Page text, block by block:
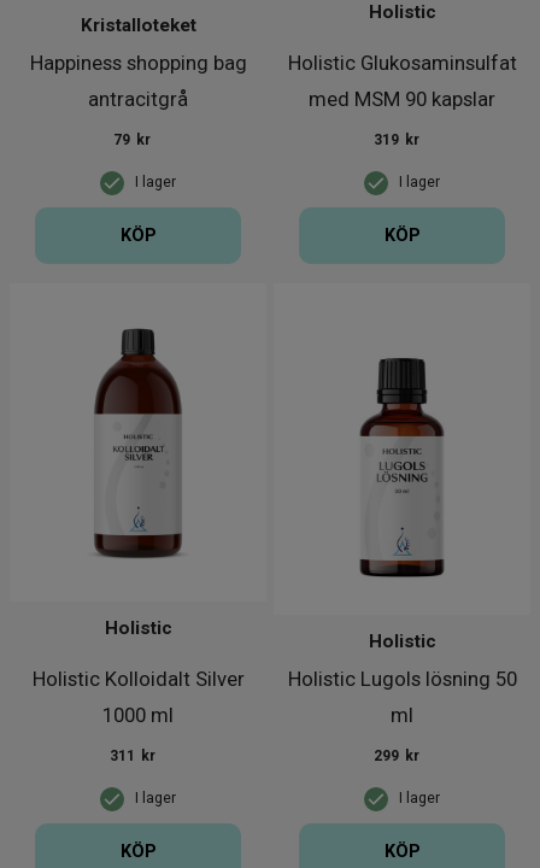
Happiness shopping bag
antracitgrå
Kristalloteket
I lager
79 kr
KÖP
Holistic Glukosaminsulfat
med MSM 90 kapslar
Holistic
I lager
319 kr
KÖP
Holistic Kolloidalt Silver
1000 ml
Holistic
I lager
311 kr
KÖP
Holistic Lugols lösning 50
ml
Holistic
I lager
299 kr
KÖP